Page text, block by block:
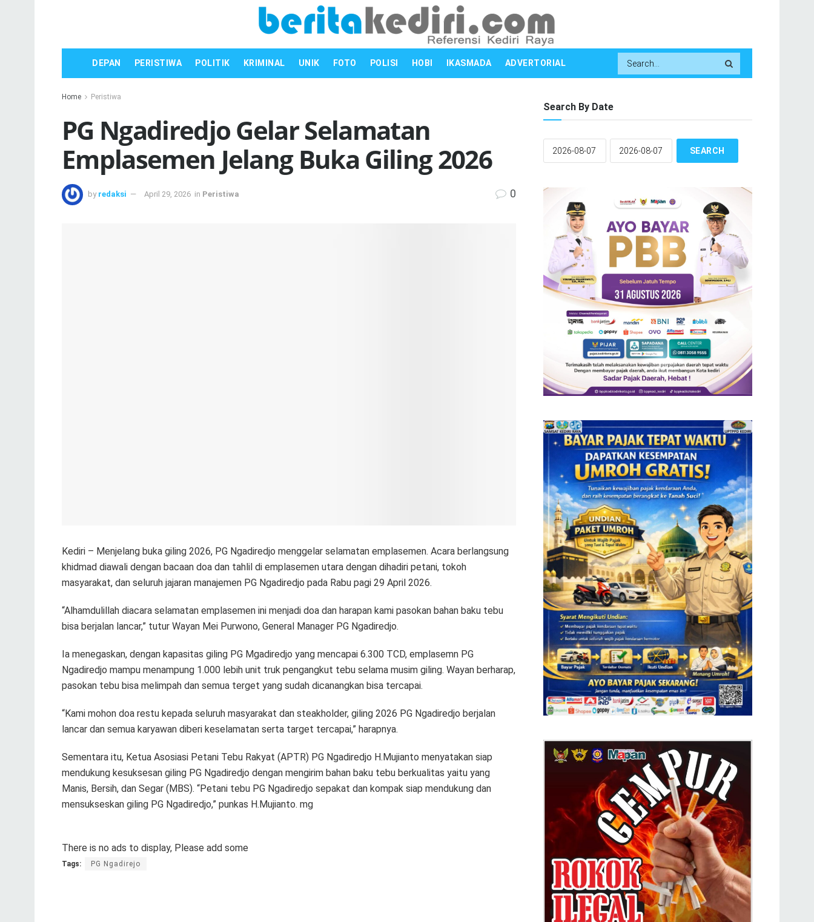
DEPAN PERISTIWA POLITIK KRIMINAL UNIK FOTO POLISI HOBI IKASMADA ADVERTORIAL
Home Peristiwa
PG Ngadiredjo Gelar Selamatan
Emplasemen Jelang Buka Giling 2026
by redaksi April 29, 2026 in Peristiwa 0
Kediri – Menjelang buka giling 2026, PG Ngadiredjo menggelar selamatan emplasemen. Acara berlangsung
khidmad diawali dengan bacaan doa dan tahlil di emplasemen utara dengan dihadiri petani, tokoh
masyarakat, dan seluruh jajaran manajemen PG Ngadiredjo pada Rabu pagi 29 April 2026.
“Alhamdulillah diacara selamatan emplasemen ini menjadi doa dan harapan kami pasokan bahan baku tebu
bisa berjalan lancar,” tutur Wayan Mei Purwono, General Manager PG Ngadiredjo.
Ia menegaskan, dengan kapasitas giling PG Mgadiredjo yang mencapai 6.300 TCD, emplasemn PG
Ngadiredjo mampu menampung 1.000 lebih unit truk pengangkut tebu selama musim giling. Wayan berharap,
pasokan tebu bisa melimpah dan semua terget yang sudah dicanangkan bisa tercapai.
“Kami mohon doa restu kepada seluruh masyarakat dan steakholder, giling 2026 PG Ngadiredjo berjalan
lancar dan semua karyawan diberi keselamatan serta target tercapai,” harapnya.
Sementara itu, Ketua Asosiasi Petani Tebu Rakyat (APTR) PG Ngadiredjo H.Mujianto menyatakan siap
mendukung kesuksesan giling PG Ngadiredjo dengan mengirim bahan baku tebu berkualitas yaitu yang
Manis, Bersih, dan Segar (MBS). “Petani tebu PG Ngadiredjo sepakat dan kompak siap mendukung dan
mensukseskan giling PG Ngadiredjo,” punkas H.Mujianto. mg
There is no ads to display, Please add some
Tags: PG Ngadirejo
Search By Date